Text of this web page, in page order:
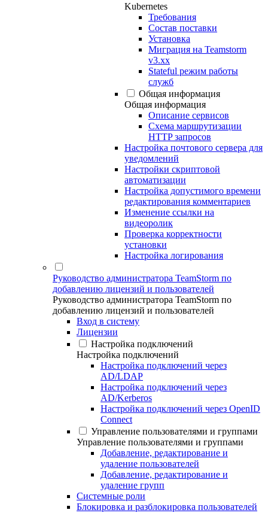
Kubernetes
Требования
Состав поставки
Установка
Миграция на Teamstorm
v3.xx
Stateful режим работы
служб
Общая информация
Общая информация
Описание сервисов
Схема маршрутизации
HTTP запросов
Настройка почтового сервера для
уведомлений
Настройки скриптовой
автоматизации
Настройка допустимого времени
редактирования комментариев
Изменение ссылки на
видеоролик
Проверка корректности
установки
Настройка логирования
Руководство администратора TeamStorm по
добавлению лицензий и пользователей
Руководство администратора TeamStorm по
добавлению лицензий и пользователей
Вход в систему
Лицензии
Настройка подключений
Настройка подключений
Настройка подключений через
AD/LDAP
Настройка подключений через
AD/Kerberos
Настройка подключений через OpenID
Connect
Управление пользователями и группами
Управление пользователями и группами
Добавление, редактирование и
удаление пользователей
Добавление, редактирование и
удаление групп
Системные роли
Блокировка и разблокировка пользователей